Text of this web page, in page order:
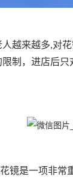
越来越多,对
制，进店后
镜是一项非